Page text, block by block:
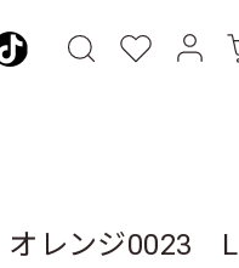
レンジ0023 L